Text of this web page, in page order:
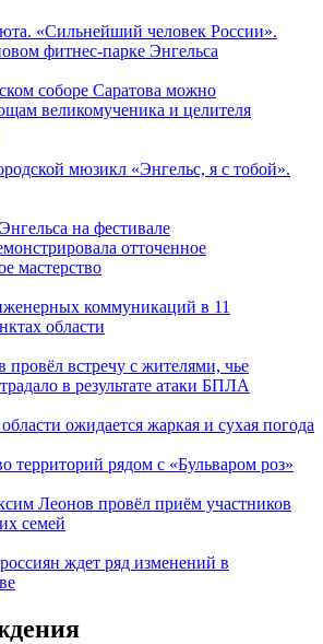
«Сильнейший человек России».
фитнес-парке Энгельса
соборе Саратова можно
великомученика и целителя
мюзикл «Энгельс, я с тобой».
на фестивале
отточенное
мастерство
коммуникаций в 11
области
встречу с жителями, чье
в результате атаки БПЛА
ожидается жаркая и сухая погода
территорий рядом с «Бульваром роз»
Леонов провёл приём участников
семей
ждет ряд изменений в